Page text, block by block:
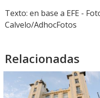
Texto: en base a EFE -
Calvelo/AdhocFotos
Relacionadas